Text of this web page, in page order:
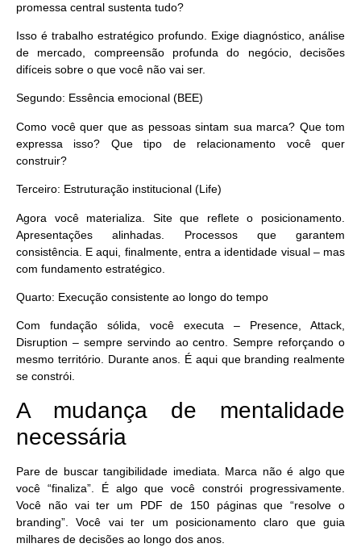
promessa central sustenta tudo?
Isso é trabalho estratégico profundo. Exige diagnóstico, análise
de mercado, compreensão profunda do negócio, decisões
difíceis sobre o que você não vai ser.
Segundo: Essência emocional (BEE)
Como você quer que as pessoas sintam sua marca? Que tom
expressa isso? Que tipo de relacionamento você quer
construir?
Terceiro: Estruturação institucional (Life)
Agora você materializa. Site que reflete o posicionamento.
Apresentações alinhadas. Processos que garantem
consistência. E aqui, finalmente, entra a identidade visual – mas
com fundamento estratégico
Quarto: Execução consistente ao longo do tempo
Com fundação sólida, você executa – Presence, Attack,
Disruption – sempre servindo ao centro. Sempre reforçando o
mesmo território. Durante anos. É aqui que branding realmente
se constrói.
A mudança de mentalidade
necessária
Pare de buscar tangibilidade imediata.
Marca não é algo que
você “finaliza”. É algo que você constrói progressivamente.
Você não vai ter um PDF de 150 páginas que “resolve o
branding”. Você vai ter um posicionamento claro que guia
milhares de decisões ao longo dos anos.